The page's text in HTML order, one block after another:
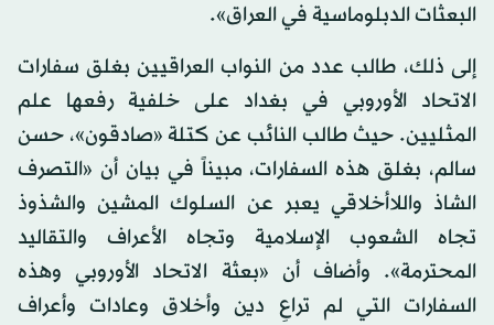
البعثات الدبلوماسية في العراق».
إلى ذلك، طالب عدد من النواب العراقيين بغلق سفارات
الاتحاد الأوروبي في بغداد على خلفية رفعها علم
المثليين. حيث طالب النائب عن كتلة «صادقون»، حسن
سالم، بغلق هذه السفارات، مبيناً في بيان أن «التصرف
الشاذ واللاأخلاقي يعبر عن السلوك المشين والشذوذ
تجاه الشعوب الإسلامية وتجاه الأعراف والتقاليد
المحترمة». وأضاف أن «بعثة الاتحاد الأوروبي وهذه
السفارات التي لم تراعِ دين وأخلاق وعادات وأعراف